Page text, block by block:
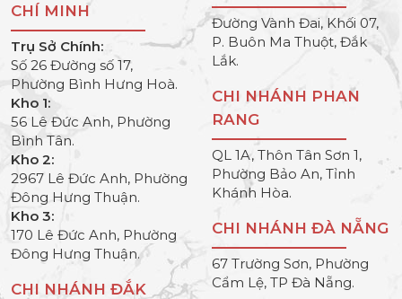
CHÍ MINH
Trụ Sở Chính:
Số 26 Đường số 17,
Phường Bình Hưng Hoà.
Kho 1:
56 Lê Đức Anh, Phường
Bình Tân.
Kho 2:
2967 Lê Đức Anh, Phường
Đông Hưng Thuận.
Kho 3:
170 Lê Đức Anh, Phường
Đông Hưng Thuận.
CHI NHÁNH ĐẮK
Đường Vành Đai, Khối 07,
P. Buôn Ma Thuột, Đắk
Lắk.
CHI NHÁNH PHAN
RANG
QL 1A, Thôn Tân Sơn 1,
Phường Bảo An, Tỉnh
Khánh Hòa.
CHI NHÁNH ĐÀ NẴNG
67 Trường Sơn, Phường
Cẩm Lệ, TP Đà Nẵng.